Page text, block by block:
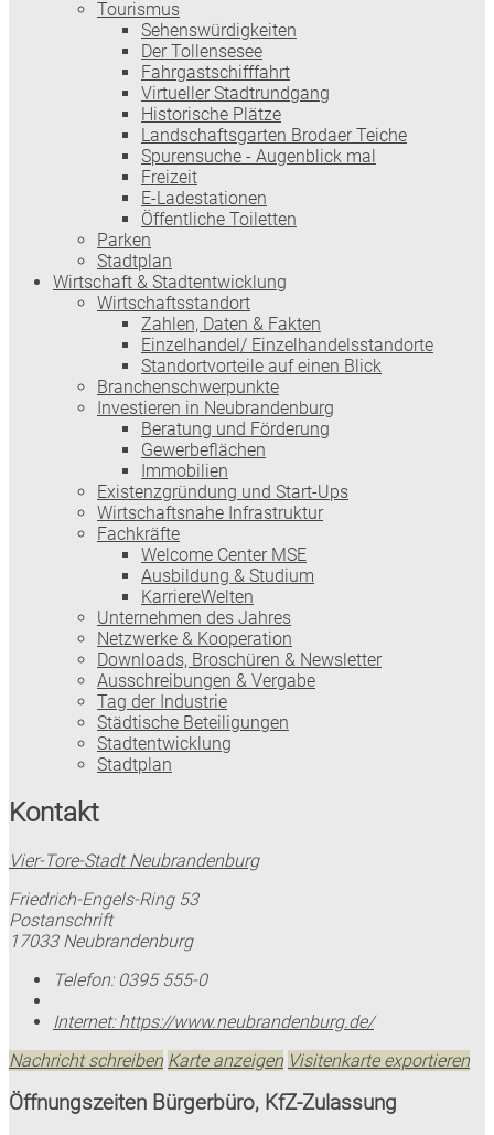
Tourismus
Sehenswürdigkeiten
Der Tollensesee
Fahrgastschifffahrt
Virtueller Stadtrundgang
Historische Plätze
Landschaftsgarten Brodaer Teiche
Spurensuche - Augenblick mal
Freizeit
E-Ladestationen
Öffentliche Toiletten
Parken
Stadtplan
Wirtschaft & Stadtentwicklung
Wirtschaftsstandort
Zahlen, Daten & Fakten
Einzelhandel/ Einzelhandelsstandorte
Standortvorteile auf einen Blick
Branchenschwerpunkte
Investieren in Neubrandenburg
Beratung und Förderung
Gewerbeflächen
Immobilien
Existenzgründung und Start-Ups
Wirtschaftsnahe Infrastruktur
Fachkräfte
Welcome Center MSE
Ausbildung & Studium
KarriereWelten
Unternehmen des Jahres
Netzwerke & Kooperation
Downloads, Broschüren & Newsletter
Ausschreibungen & Vergabe
Tag der Industrie
Städtische Beteiligungen
Stadtentwicklung
Stadtplan
Kontakt
Vier-Tore-Stadt Neubrandenburg
Friedrich-Engels-Ring 53
Postanschrift
17033 Neubrandenburg
Telefon: 0395 555-0
Internet: https://www.neubrandenburg.de/
Nachricht schreiben Karte anzeigen Visitenkarte exportieren
Öffnungszeiten Bürgerbüro, KfZ-Zulassung